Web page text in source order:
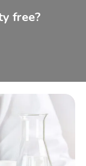
free?